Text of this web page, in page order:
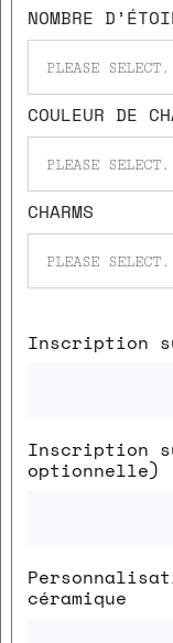
NOMBRE
PLEASE
COULEUR DE
PLEASE
CHARMS
PLEASE
Inscription
Inscription
optionnelle)
céramique